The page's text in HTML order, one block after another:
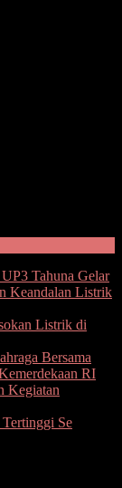
Tahuna Gelar
Keandalan Listrik
Listrik di
Bersama
RI
Kegiatan
Se